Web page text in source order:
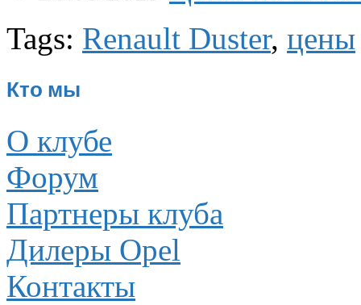
Tags: Renault Duster, цены
Кто мы
О клубе
Форум
Партнеры клуба
Дилеры Opel
Контакты